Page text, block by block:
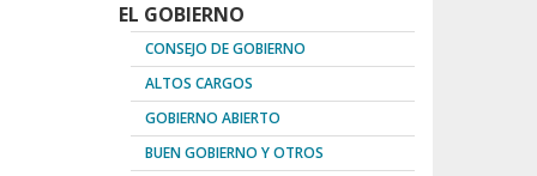
EL GOBIERNO
CONSEJO DE GOBIERNO
ALTOS CARGOS
GOBIERNO ABIERTO
BUEN GOBIERNO Y OTROS